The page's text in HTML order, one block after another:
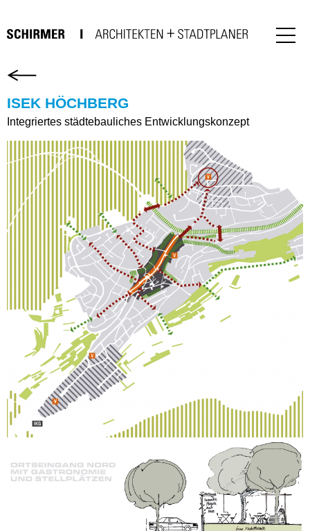
ISEK HÖCHBERG
Integriertes städtebauliches Entwicklungskonzept